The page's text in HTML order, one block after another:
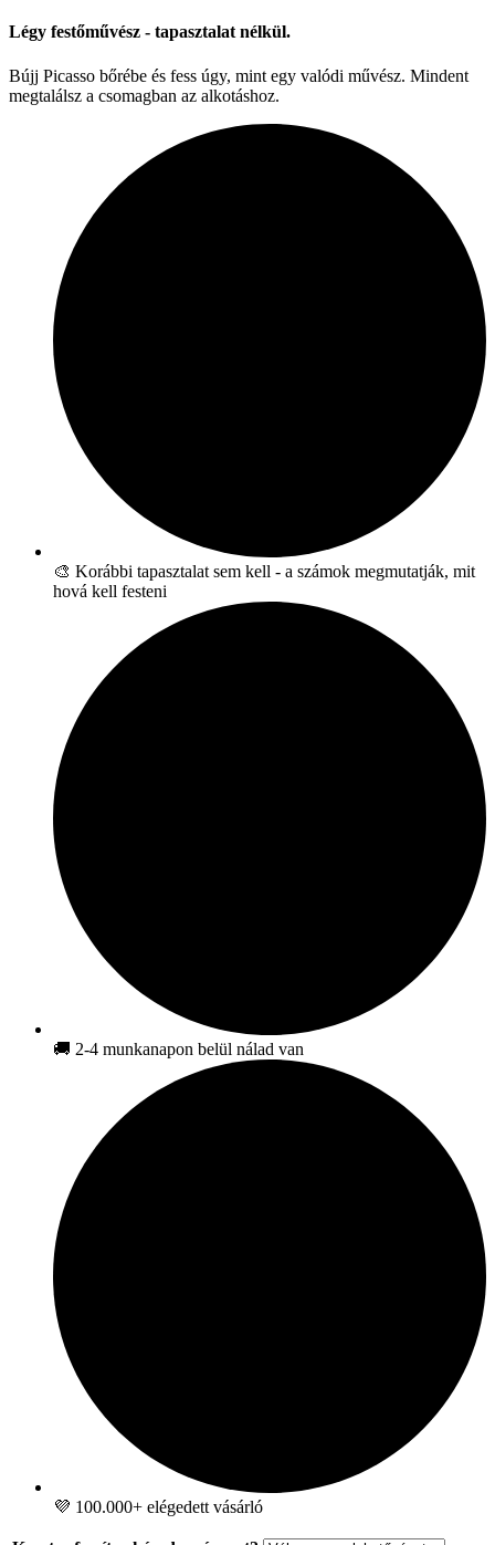
Légy festőművész - tapasztalat nélkül.
Bújj Picasso bőrébe és fess úgy, mint egy valódi művész. Mindent
megtalálsz a csomagban az alkotáshoz.
🎨 Korábbi tapasztalat sem kell - a számok megmutatják, mit
hová kell festeni
🚚 2-4 munkanapon belül nálad van
💜 100.000+ elégedett vásárló